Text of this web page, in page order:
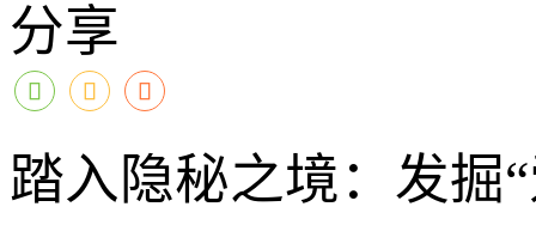
分享
踏入隐秘之境：发掘